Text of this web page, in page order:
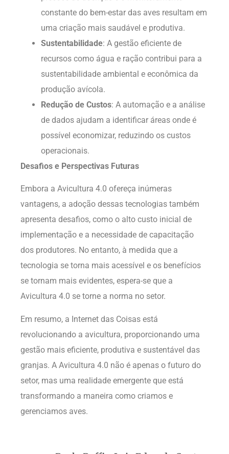
constante do bem-estar das aves resultam em
uma criação mais saudável e produtiva.
Sustentabilidade: A gestão eficiente de
recursos como água e ração contribui para a
sustentabilidade ambiental e econômica da
produção avícola.
Redução de Custos: A automação e a análise
de dados ajudam a identificar áreas onde é
possível economizar, reduzindo os custos
operacionais.
Desafios e Perspectivas Futuras
Embora a Avicultura 4.0 ofereça inúmeras
vantagens, a adoção dessas tecnologias também
apresenta desafios, como o alto custo inicial de
implementação e a necessidade de capacitação
dos produtores. No entanto, à medida que a
tecnologia se torna mais acessível e os benefícios
se tornam mais evidentes, espera-se que a
Avicultura 4.0 se torne a norma no setor.
Em resumo, a Internet das Coisas está
revolucionando a avicultura, proporcionando uma
gestão mais eficiente, produtiva e sustentável das
granjas. A Avicultura 4.0 não é apenas o futuro do
setor, mas uma realidade emergente que está
transformando a maneira como criamos e
gerenciamos aves.